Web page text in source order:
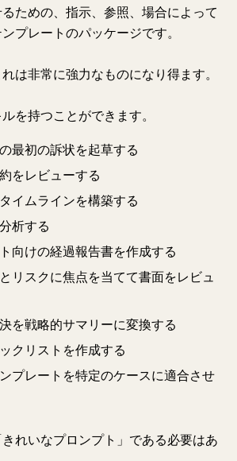
ための、指示、参照、場合によって
プレートのパッケージです。
は非常に強力なものになり得ます。
を持つことができます。
最初の訴状を起草する
をレビューする
イムラインを構築する
析する
向けの経過報告書を作成する
リスクに焦点を当てて書面をレビュ
を戦略的サマリーに変換する
クリストを作成する
プレートを特定のケースに適合させ
れいなプロンプト」である必要はあ